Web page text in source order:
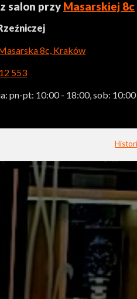
salon przy Masarskiej 8c
8c, Kraków
553
pn-pt: 10:00 - 18:00, sob: